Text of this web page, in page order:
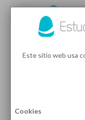
Este sitio web usa
Cookies